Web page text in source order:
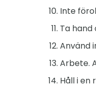
Inte
Ta hand
Använd
Arbete.
Håll i en